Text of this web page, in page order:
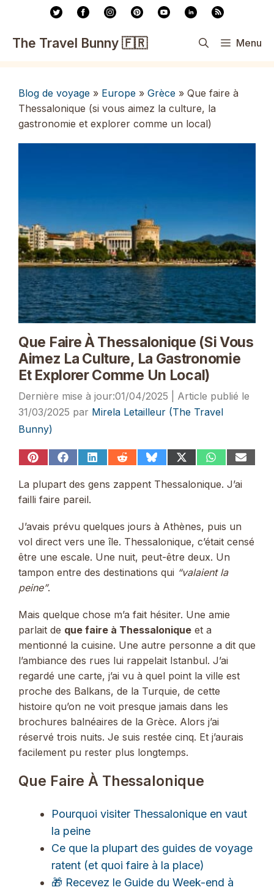
contenu
The Travel Bunny 🇫🇷 Menu
Blog de voyage » Europe » Grèce » Que faire à
Thessalonique (si vous aimez la culture, la
gastronomie et explorer comme un local)
Que Faire À Thessalonique (si Vous
Aimez La Culture, La Gastronomie
Et Explorer Comme Un Local)
01/04/2025
31/03/2025 par Mirela Letailleur (The Travel
Bunny)
Share
Pinterest
Share
Facebook
ShareShare
Reddit
Share
Bluesky
Share
(Twitter)
Share
WhatsApp
Share
Email
La plupart des gens zappent Thessalonique. J’ai
failli faire pareil.
J’avais prévu quelques jours à Athènes, puis un
vol direct vers une île. Thessalonique, c’était censé
être une escale. Une nuit, peut-être deux. Un
tampon entre des destinations qui “valaient la
peine”.
Mais quelque chose m’a fait hésiter. Une amie
parlait de que faire à Thessalonique et a
mentionné la cuisine. Une autre personne a dit que
l’ambiance des rues lui rappelait Istanbul. J’ai
regardé une carte, j’ai vu à quel point la ville est
proche des Balkans, de la Turquie, de cette
histoire qu’on ne voit presque jamais dans les
brochures balnéaires de la Grèce. Alors j’ai
réservé trois nuits. Je suis restée cinq. Et j’aurais
facilement pu rester plus longtemps.
Que Faire À Thessalonique
Pourquoi visiter Thessalonique en vaut
la peine
Ce que la plupart des guides de voyage
ratent (et quoi faire à la place)
🎁 Recevez le Guide du Week-end à